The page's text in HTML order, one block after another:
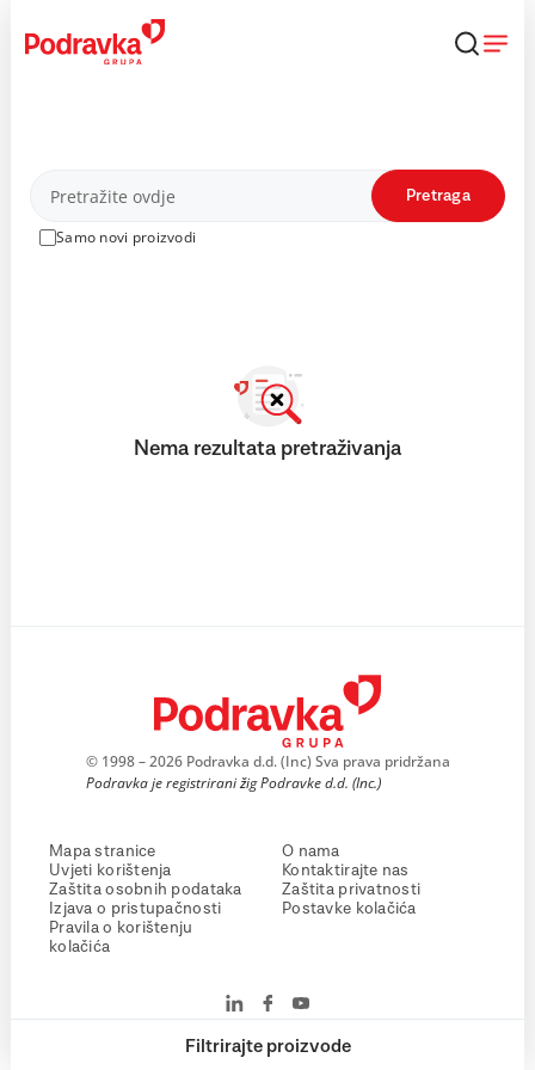
content
Proizvodi
Samo novi proizvodi
Pretraga
Filtrirajte proizvode
Nema rezultata pretraživanja
© 1998 – 2026 Podravka d.d. (Inc) Sva prava pridržana
Podravka je registrirani žig Podravke d.d. (Inc.)
Mapa stranice
Uvjeti korištenja
Zaštita osobnih podataka
Izjava o pristupačnosti
Pravila o korištenju
kolačića
O nama
Kontaktirajte nas
Zaštita privatnosti
Postavke kolačića